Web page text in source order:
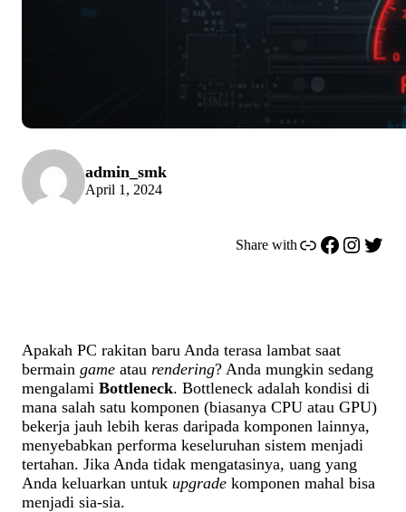
admin_smk
April 1, 2024
Share withLink Facebook Instagram Twitter
Apakah PC rakitan baru Anda terasa lambat saat
bermain game atau rendering? Anda mungkin sedang
mengalami Bottleneck. Bottleneck adalah kondisi di
mana salah satu komponen (biasanya CPU atau GPU)
bekerja jauh lebih keras daripada komponen lainnya,
menyebabkan performa keseluruhan sistem menjadi
tertahan. Jika Anda tidak mengatasinya, uang yang
Anda keluarkan untuk upgrade komponen mahal bisa
menjadi sia-sia.